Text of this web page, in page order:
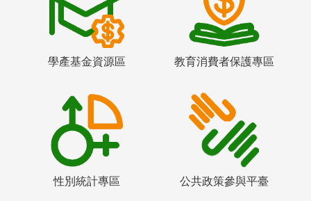
學產基金資源區 教育消費者保護專區
性別統計專區 公共政策參與平臺